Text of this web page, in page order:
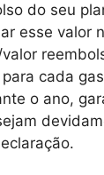
do seu
esse valor
cada
o ano,